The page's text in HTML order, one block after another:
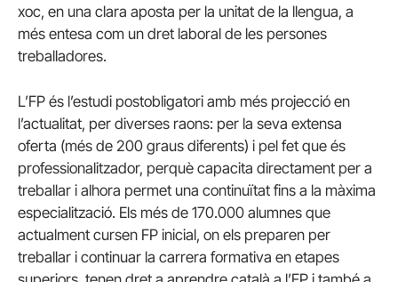
xoc, en una clara aposta per la unitat de la llengua, a
més entesa com un dret laboral de les persones
treballadores.
L’FP és l’estudi postobligatori amb més projecció en
l’actualitat, per diverses raons: per la seva extensa
oferta (més de 200 graus diferents) i pel fet que és
professionalitzador, perquè capacita directament per a
treballar i alhora permet una continuïtat fins a la màxima
especialització. Els més de 170.000 alumnes que
actualment cursen FP inicial, on els preparen per
treballar i continuar la carrera formativa en etapes